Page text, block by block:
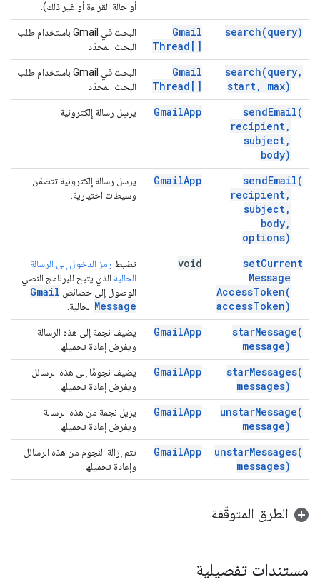
أو حالة القراءة أو غير ذلك).
search(query)
Gmail
Thread[]
البحث في Gmail باستخدام طلب
البحث المحدّد
search(query,
start, max)
Gmail
Thread[]
البحث في Gmail باستخدام طلب
البحث المحدّد
sendEmail(
recipient,
subject,
body)
GmailApp يرسِل رسالة إلكترونية.
sendEmail(
recipient,
subject,
body,
options)
GmailApp
يرسل رسالة إلكترونية تتضمّن
وسيطات اختيارية.
setCurrent
Message
AccessToken(
accessToken)
void تضبط رمز الدخول إلى الرسالة
الحالية الذي يتيح للبرنامج النصي
الوصول إلى خصائص Gmail
Message الحالية.
starMessage(
message)
GmailApp
يضيف نجمة إلى هذه الرسالة
ويفرض إعادة تحميلها.
starMessages(
messages)
GmailApp
يضيف نجومًا إلى هذه الرسائل
ويفرض إعادة تحميلها.
unstarMessage(
message)
GmailApp
يزيل نجمة من هذه الرسالة
ويفرض إعادة تحميلها.
unstarMessages(
messages)
GmailApp
تتم إزالة النجوم من هذه الرسائل
وإعادة تحميلها.
الطرق المتوقّفة
مستندات تفصيلية